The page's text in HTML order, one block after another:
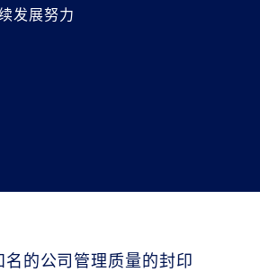
发展努力
名的公司管理质量的封印